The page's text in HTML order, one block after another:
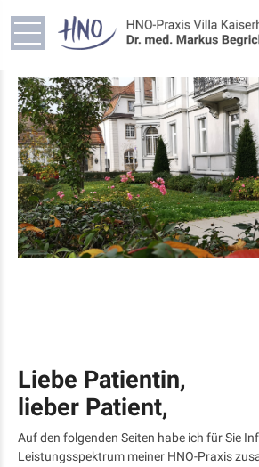
Liebe Patientin,
lieber Patient,
Auf den folgenden Seiten habe ich für Sie
Leistungsspektrum meiner HNO-Praxis